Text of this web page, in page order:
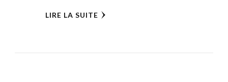
LIRE LA SUITE